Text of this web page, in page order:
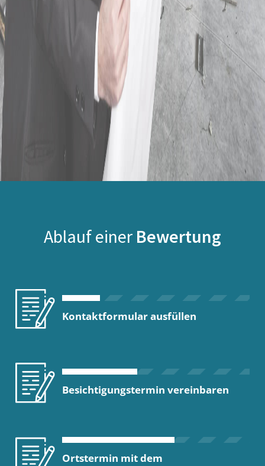
Ablauf einer Bewertung
Kontaktformular ausfüllen
Besichtigungstermin vereinbaren
Ortstermin mit dem